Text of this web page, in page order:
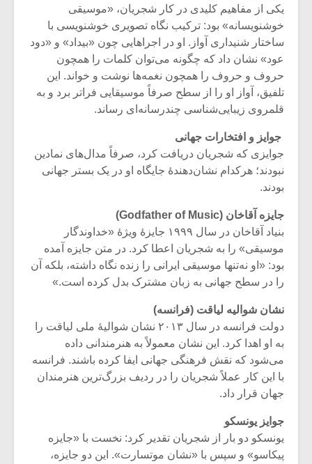
یکی از مفاهیم کلیدی در کار شجریان، «موسیقی
خوشنویسانه» بود: ترکیب نگاه تصویری خوشنویسی با
ساختار شنیداری آواز. او در اجراهایی چون «بیداد» و «دود
عود» نشان داد که چگونه می‌توان کلمات را همچون
حروف و حروف را همچون نغمه‌ها نوشت و خواند. این
تلفیق، آواز او را از سطح صرفاً موسیقایی فراتر برد و به
قلمروی زیبایی‌شناسی چندرسانه‌ای رساند.
جوایز و افتخارات جهانی
جوایزی که شجریان دریافت کرد، صرفاً مدال‌های نمادین
نبودند؛ هرکدام نشان‌دهندهٔ جایگاه او در یک بستر جهانی
بودند.
جایزه آقاخان (Godfather of Music)
بنیاد آقاخان در سال ۱۹۹۹ جایزهٔ ویژهٔ «خداوندگار
موسیقی» را به شجریان اعطا کرد. در متن جایزه آمده
بود: «او نه‌تنها موسیقی ایرانی را زنده نگاه داشته، بلکه آن
را در سطح جهانی به زبان مشترک بدل کرده است.»
نشان شوالیه لیاقت (فرانسه)
دولت فرانسه در سال ۲۰۱۳ نشان شوالیهٔ ملی لیاقت را
به او اهدا کرد. این نشان معمولاً به هنرمندانی داده
می‌شود که نقش فرهنگی جهانی ایفا کرده باشند. فرانسه
با این کار عملاً شجریان را در ردیف بزرگ‌ترین هنرمندان
جهان قرار داد.
جوایز یونسکو
یونسکو دو بار از شجریان تقدیر کرد: نخست با «جایزه
پیکاسو» و سپس با «نشان موتسارت». این دو جایزه،
میکلوش روژا
یادداشتی بر موسیقی
متن فیلم «متری
شیش و نیم»
موریس ژار
دوره
موسیقی
برگزار